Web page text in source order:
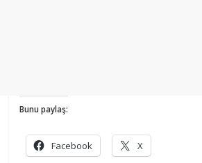
Bunu paylaş:
Facebook X